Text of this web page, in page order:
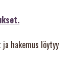
hakemus löytyy